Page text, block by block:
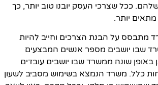
ככל שצרכי העסק יובנו טוב יותר, כך
יותר.
מתבסס על הבנת הצרכים וחייב להיות
שבו יושבים מספר אנשים המבצעים
באופן שונה ממשרד שבו יושבים עובדים
כלל. משרד הנמצא בשימוש מסביב לשעון